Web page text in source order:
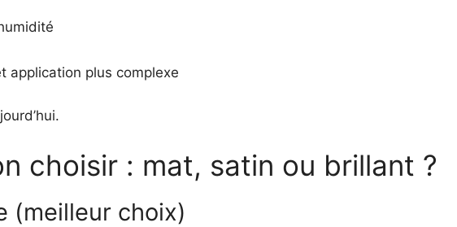
application plus complexe
choisir : mat, satin ou brillant ?
(meilleur choix)